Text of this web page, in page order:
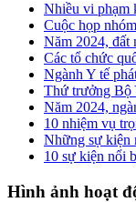
Nhiều vi phạm
Cuộc họp
Năm 2024, đất
Các tổ chức
Ngành Y tế
Thứ trưởng Bộ
Năm 2024,
10 nhiệm vụ
Những sự kiện
10 sự kiện nổi
Hình ảnh hoạt